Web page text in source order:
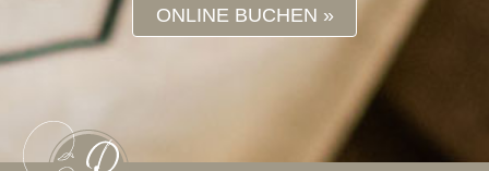
ONLINE BUCHEN